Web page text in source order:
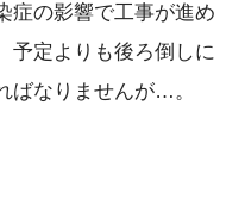
症の影響で工事が進め
予定よりも後ろ倒しに
ばなりませんが…。